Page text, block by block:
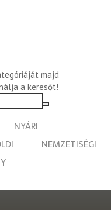
majd
a keresőt!
NYÁRI
NEMZETISÉGI